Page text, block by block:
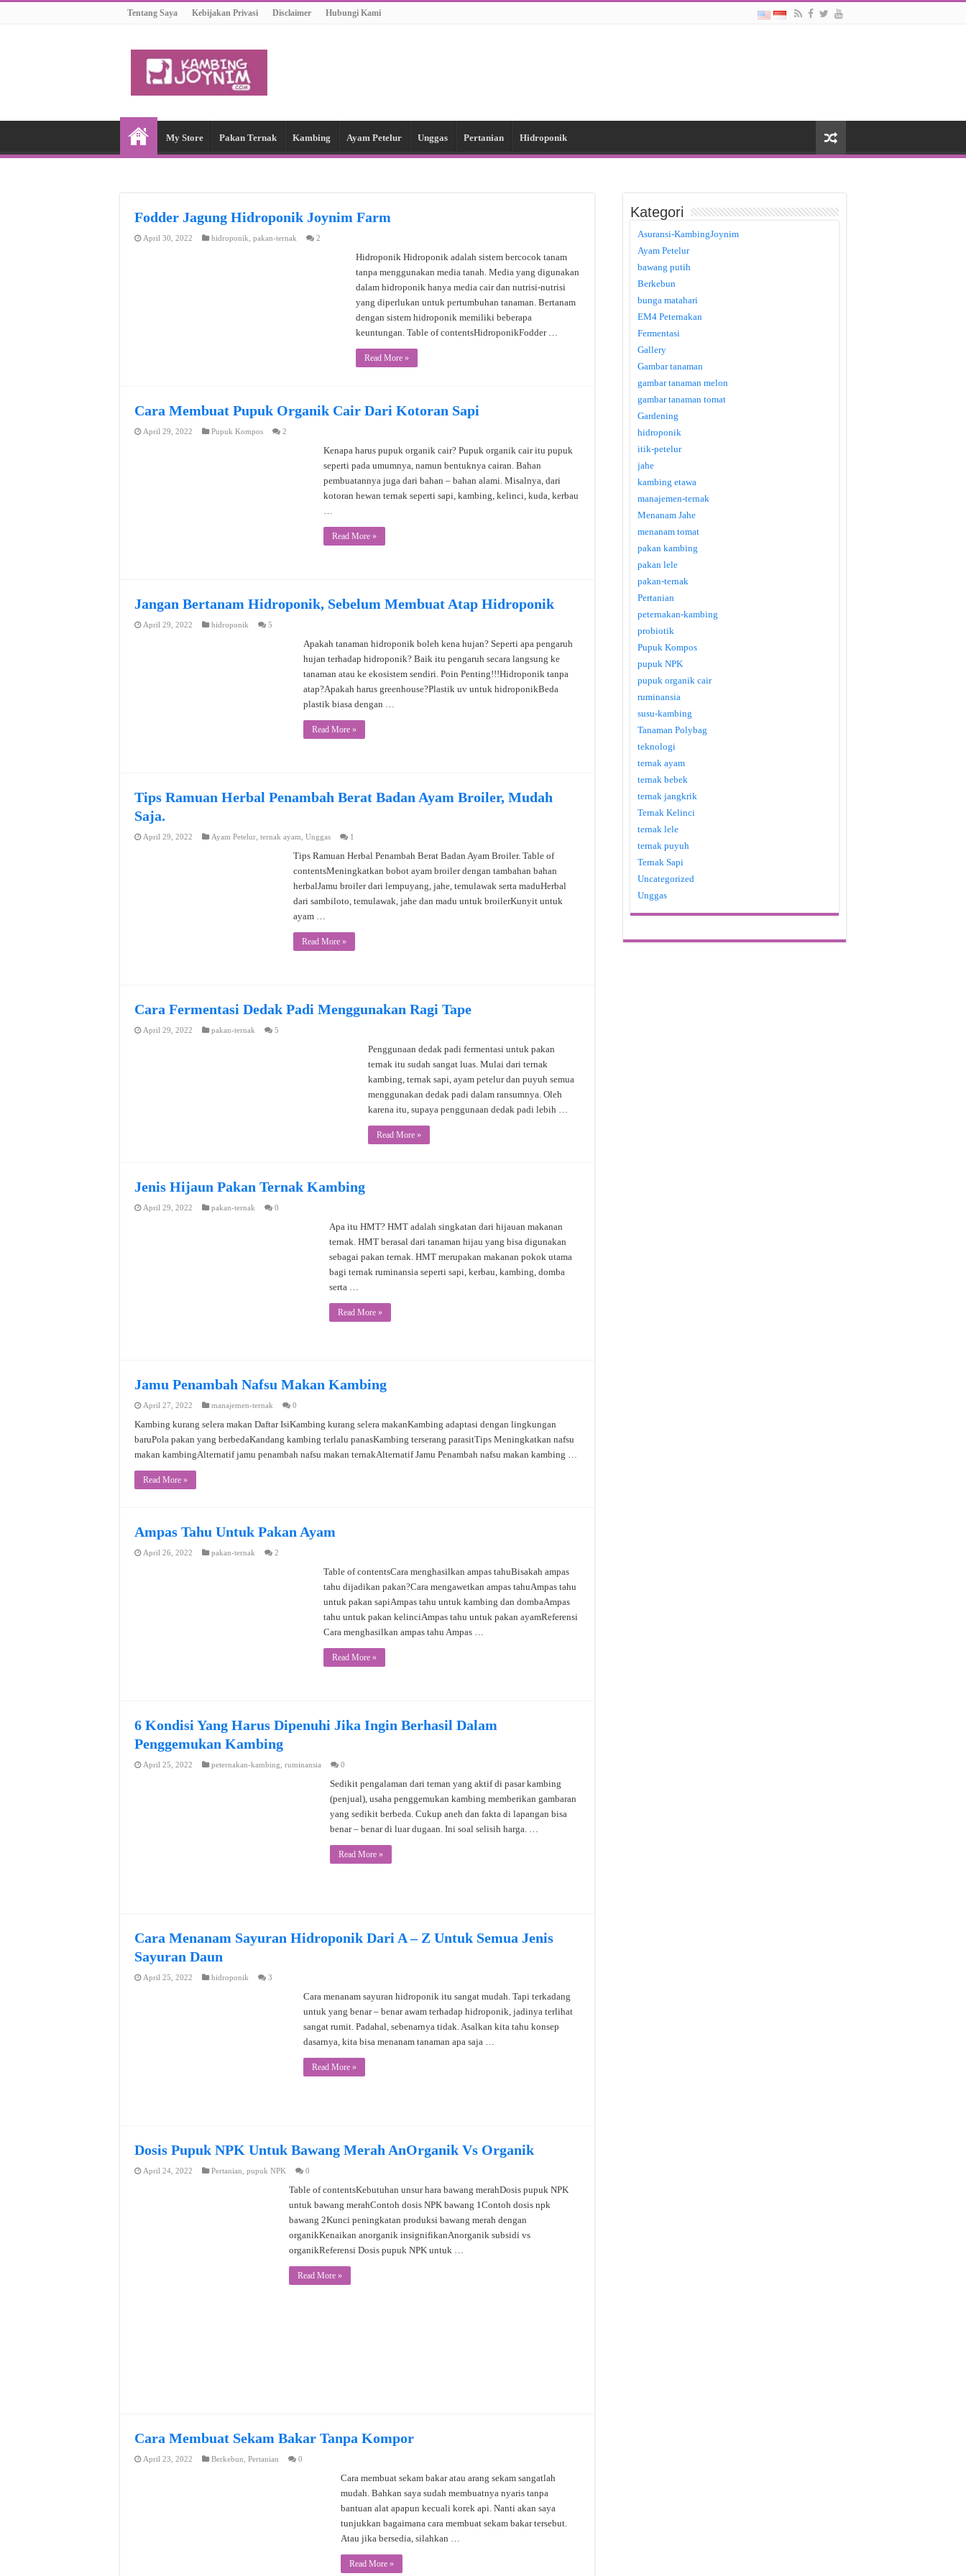
Tentang Saya Kebijakan Privasi Disclaimer Hubungi Kami
My Store Pakan Ternak Kambing Ayam Petelur Unggas Pertanian Hidroponik
Fodder Jagung Hidroponik Joynim Farm
April 30, 2022 hidroponik pakan-ternak 2
Hidroponik Hidroponik adalah sistem bercocok tanam
tanpa menggunakan media tanah. Media yang digunakan
dalam hidroponik hanya media cair dan nutrisi-nutrisi
yang diperlukan untuk pertumbuhan tanaman. Bertanam
dengan sistem hidroponik memiliki beberapa
keuntungan. Table of contentsHidroponikFodder …
Read More »
Cara Membuat Pupuk Organik Cair Dari Kotoran Sapi
April 29, 2022 Pupuk Kompos 2
Kenapa harus pupuk organik cair? Pupuk organik cair itu pupuk
seperti pada umumnya, namun bentuknya cairan. Bahan
pembuatannya juga dari bahan – bahan alami. Misalnya, dari
kotoran hewan ternak seperti sapi, kambing, kelinci, kuda, kerbau
Read More »
Jangan Bertanam Hidroponik, Sebelum Membuat Atap Hidroponik
April 29, 2022 hidroponik 5
Apakah tanaman hidroponik boleh kena hujan? Seperti apa pengaruh
hujan terhadap hidroponik? Baik itu pengaruh secara langsung ke
tanaman atau ke ekosistem sendiri. Poin Penting!!!Hidroponik tanpa
atap?Apakah harus greenhouse?Plastik uv untuk hidroponikBeda
plastik biasa dengan …
Read More »
Tips Ramuan Herbal Penambah Berat Badan Ayam Broiler, Mudah
Saja.
April 29, 2022 Ayam Petelur ternak ayam Unggas 1
Tips Ramuan Herbal Penambah Berat Badan Ayam Broiler. Table of
contentsMeningkatkan bobot ayam broiler dengan tambahan bahan
herbalJamu broiler dari lempuyang, jahe, temulawak serta maduHerbal
dari sambiloto, temulawak, jahe dan madu untuk broilerKunyit untuk
ayam …
Read More »
Cara Fermentasi Dedak Padi Menggunakan Ragi Tape
April 29, 2022 pakan-ternak 5
Penggunaan dedak padi fermentasi untuk pakan
ternak itu sudah sangat luas. Mulai dari ternak
kambing, ternak sapi, ayam petelur dan puyuh semua
menggunakan dedak padi dalam ransumnya. Oleh
karena itu, supaya penggunaan dedak padi lebih …
Read More »
Jenis Hijaun Pakan Ternak Kambing
April 29, 2022 pakan-ternak 0
Apa itu HMT? HMT adalah singkatan dari hijauan makanan
ternak. HMT berasal dari tanaman hijau yang bisa digunakan
sebagai pakan ternak. HMT merupakan makanan pokok utama
bagi ternak ruminansia seperti sapi, kerbau, kambing, domba
serta …
Read More »
Jamu Penambah Nafsu Makan Kambing
April 27, 2022 manajemen-ternak 0
Kambing kurang selera makan Daftar IsiKambing kurang selera makanKambing adaptasi dengan lingkungan
baruPola pakan yang berbedaKandang kambing terlalu panasKambing terserang parasitTips Meningkatkan nafsu
makan kambingAlternatif jamu penambah nafsu makan ternakAlternatif Jamu Penambah nafsu makan kambing …
Read More »
Ampas Tahu Untuk Pakan Ayam
April 26, 2022 pakan-ternak 2
Table of contentsCara menghasilkan ampas tahuBisakah ampas
tahu dijadikan pakan?Cara mengawetkan ampas tahuAmpas tahu
untuk pakan sapiAmpas tahu untuk kambing dan dombaAmpas
tahu untuk pakan kelinciAmpas tahu untuk pakan ayamReferensi
Cara menghasilkan ampas tahu Ampas …
Read More »
6 Kondisi Yang Harus Dipenuhi Jika Ingin Berhasil Dalam
Penggemukan Kambing
April 25, 2022 peternakan-kambing ruminansia 0
Sedikit pengalaman dari teman yang aktif di pasar kambing
(penjual), usaha penggemukan kambing memberikan gambaran
yang sedikit berbeda. Cukup aneh dan fakta di lapangan bisa
benar – benar di luar dugaan. Ini soal selisih harga. …
Read More »
Cara Menanam Sayuran Hidroponik Dari A – Z Untuk Semua Jenis
Sayuran Daun
April 25, 2022 hidroponik 3
Cara menanam sayuran hidroponik itu sangat mudah. Tapi terkadang
untuk yang benar – benar awam terhadap hidroponik, jadinya terlihat
sangat rumit. Padahal, sebenarnya tidak. Asalkan kita tahu konsep
dasarnya, kita bisa menanam tanaman apa saja …
Read More »
Dosis Pupuk NPK Untuk Bawang Merah AnOrganik Vs Organik
April 24, 2022 Pertanian pupuk NPK 0
Table of contentsKebutuhan unsur hara bawang merahDosis pupuk NPK
untuk bawang merahContoh dosis NPK bawang 1Contoh dosis npk
bawang 2Kunci peningkatan produksi bawang merah dengan
organikKenaikan anorganik insignifikanAnorganik subsidi vs
organikReferensi Dosis pupuk NPK untuk …
Read More »
Cara Membuat Sekam Bakar Tanpa Kompor
April 23, 2022 Berkebun Pertanian 0
Cara membuat sekam bakar atau arang sekam sangatlah
mudah. Bahkan saya sudah membuatnya nyaris tanpa
bantuan alat apapun kecuali korek api. Nanti akan saya
tunjukkan bagaimana cara membuat sekam bakar tersebut.
Atau jika bersedia, silahkan …
Read More »
Kategori
Asuransi-KambingJoynim
Ayam Petelur
bawang putih
Berkebun
bunga matahari
EM4 Peternakan
Fermentasi
Gallery
Gambar tanaman
gambar tanaman melon
gambar tanaman tomat
Gardening
hidroponik
itik-petelur
jahe
kambing etawa
manajemen-ternak
Menanam Jahe
menanam tomat
pakan kambing
pakan lele
pakan-ternak
Pertanian
peternakan-kambing
probiotik
Pupuk Kompos
pupuk NPK
pupuk organik cair
ruminansia
susu-kambing
Tanaman Polybag
teknologi
ternak ayam
ternak bebek
ternak jangkrik
Ternak Kelinci
ternak lele
ternak puyuh
Ternak Sapi
Uncategorized
Unggas